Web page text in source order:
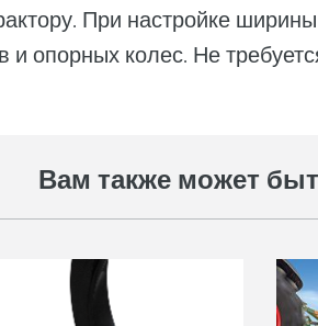
При настройке
и опорных колес. Не
Вам также может